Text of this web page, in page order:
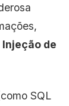
Injeção de
SQL